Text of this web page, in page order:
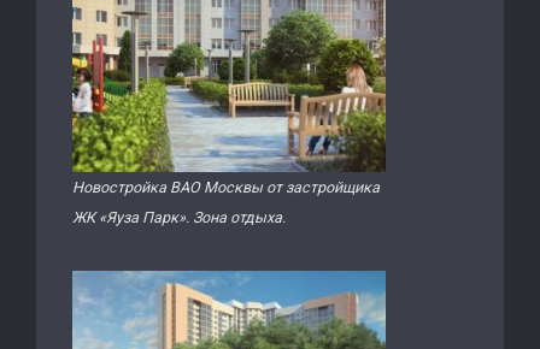
Новостройка ВАО Москвы от застройщика
ЖК «Яуза Парк». Зона отдыха.